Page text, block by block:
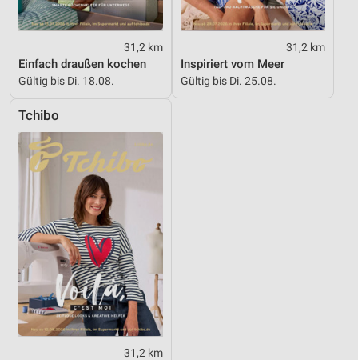
31,2 km
Einfach draußen kochen
Gültig bis Di. 18.08.
31,2 km
Inspiriert vom Meer
Gültig bis Di. 25.08.
Tchibo
31,2 km